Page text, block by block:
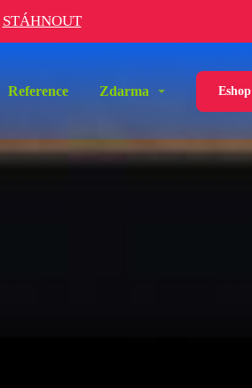
STÁHNOUT
Reference Zdarma Eshop